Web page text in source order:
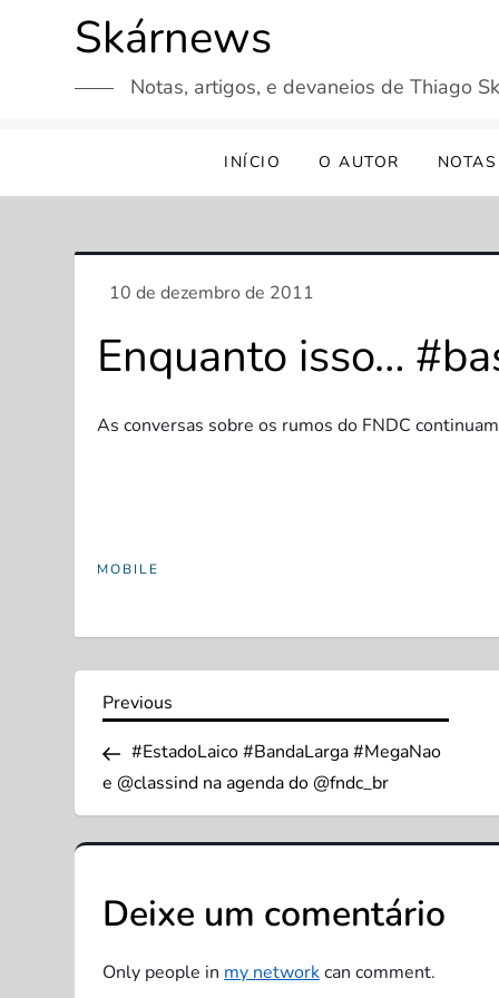
Skárnews
Notas, artigos, e devaneios de Thiago
INÍCIO O AUTOR
Enquanto isso…
As conversas sobre os rumos do FNDC
MOBILE
N
a
v
g
a
Previous
Previous
#EstadoLaico #BandaLarga #MegaNao
e @classind na agenda do @fndc_br
Deixe um comentário
Only people inmy networkcan comment.